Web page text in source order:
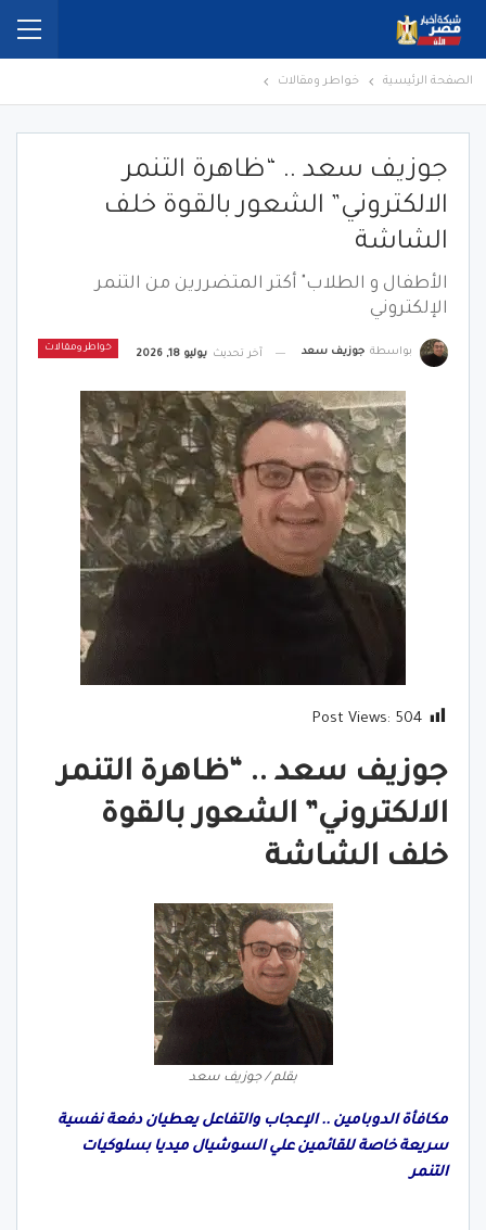
الصفحة الرئيسية خواطر ومقالات
جوزيف سعد .. “ظاهرة التنمر
الالكتروني” الشعور بالقوة خلف
الشاشة
الأطفال و الطلاب" أكتر المتضررين من التنمر
الإلكتروني
خواطر ومقالات بواسطة جوزيف سعد آخر تحديث يوليو 18, 2026
Post Views: 504
جوزيف سعد .. “ظاهرة التنمر
الالكتروني” الشعور بالقوة
خلف الشاشة
بقلم / جوزيف سعد
مكافأة الدوبامين .. الإعجاب والتفاعل يعطيان دفعة نفسية
سريعة خاصة للقائمين علي السوشيال ميديا بسلوكيات
التنمر